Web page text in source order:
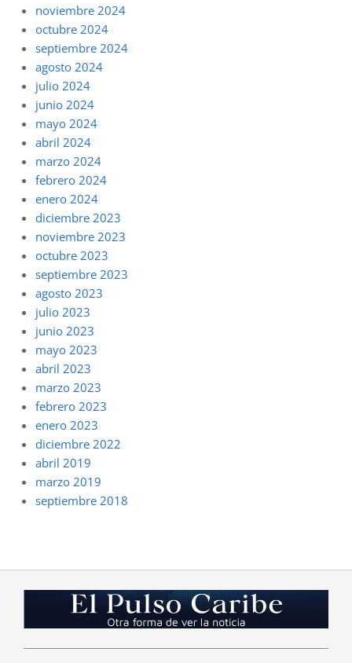
noviembre 2024
octubre 2024
septiembre 2024
agosto 2024
julio 2024
junio 2024
mayo 2024
abril 2024
marzo 2024
febrero 2024
enero 2024
diciembre 2023
noviembre 2023
octubre 2023
septiembre 2023
agosto 2023
julio 2023
junio 2023
mayo 2023
abril 2023
marzo 2023
febrero 2023
enero 2023
diciembre 2022
abril 2019
marzo 2019
septiembre 2018